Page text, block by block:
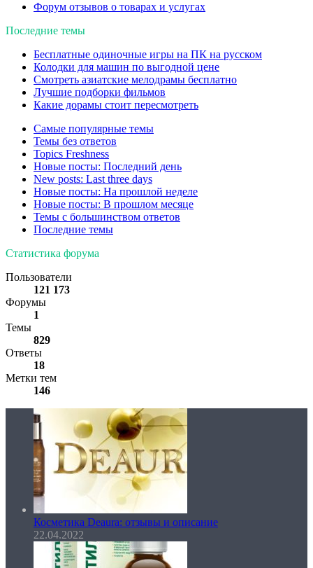
Форум отзывов о товарах и услугах
Последние темы
Бесплатные одиночные игры на ПК на русском
Колодки для машин по выгодной цене
Смотреть азиатские мелодрамы бесплатно
Лучшие подборки фильмов
Какие дорамы стоит пересмотреть
Самые популярные темы
Темы без ответов
Topics Freshness
Новые посты: Последний день
New posts: Last three days
Новые посты: На прошлой неделе
Новые посты: В прошлом месяце
Темы с большинством ответов
Последние темы
Статистика форума
Пользователи
121 173
Форумы
1
Темы
829
Ответы
18
Метки тем
146
Косметика Deaura: отзывы и описание
22.04.2022